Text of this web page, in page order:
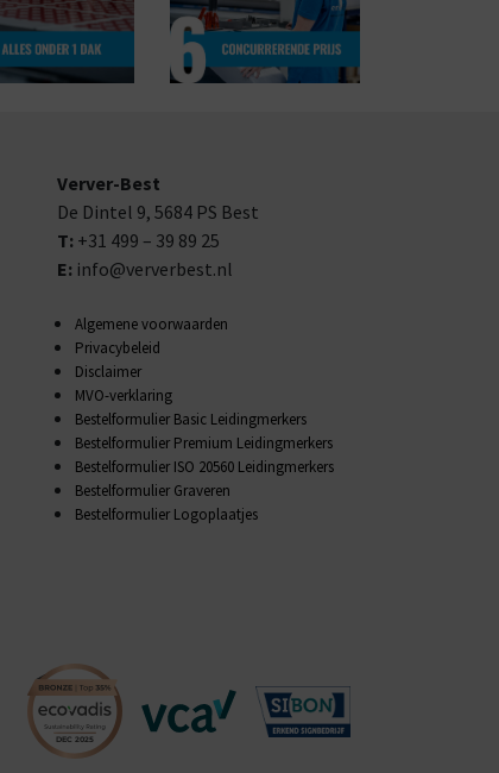
Verver-Best
De Dintel 9, 5684 PS Best
T: +31 499 – 39 89 25
E: info@ververbest.nl
Algemene voorwaarden
Privacybeleid
Disclaimer
MVO-verklaring
Bestelformulier Basic Leidingmerkers
Bestelformulier Premium Leidingmerkers
Bestelformulier ISO 20560 Leidingmerkers
Bestelformulier Graveren
Bestelformulier Logoplaatjes